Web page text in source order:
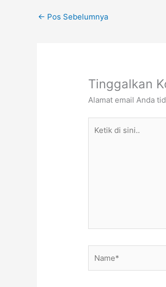
← Pos Sebelumnya
Tinggalkan
Alamat email Anda